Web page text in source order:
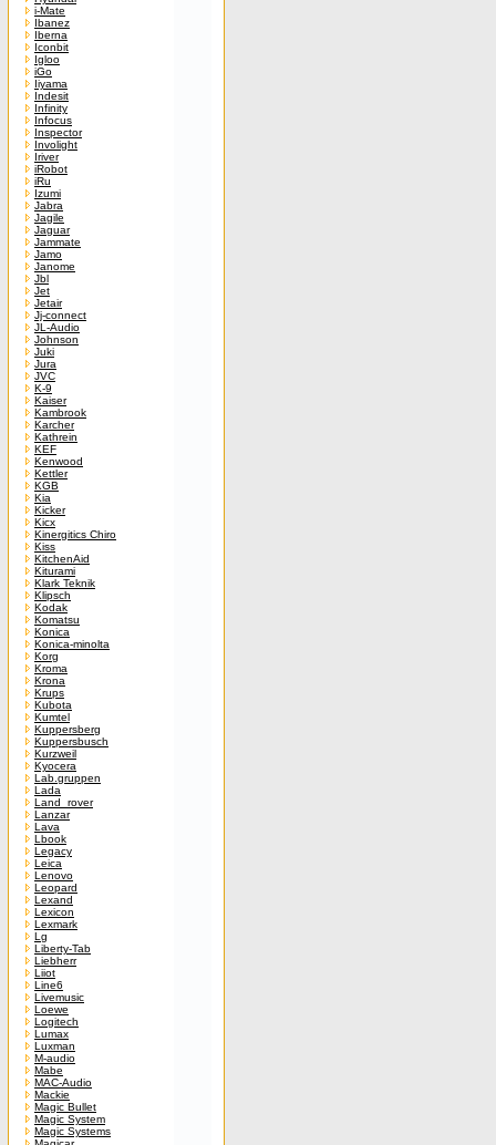
i-Mate
Ibanez
Iberna
Iconbit
Igloo
iGo
Iiyama
Indesit
Infinity
Infocus
Inspector
Involight
Iriver
iRobot
iRu
Izumi
Jabra
Jagile
Jaguar
Jammate
Jamo
Janome
Jbl
Jet
Jetair
Jj-connect
JL-Audio
Johnson
Juki
Jura
JVC
K-9
Kaiser
Kambrook
Karcher
Kathrein
KEF
Kenwood
Kettler
KGB
Kia
Kicker
Kicx
Kinergitics Chiro
Kiss
KitchenAid
Kiturami
Klark Teknik
Klipsch
Kodak
Komatsu
Konica
Konica-minolta
Korg
Kroma
Krona
Krups
Kubota
Kumtel
Kuppersberg
Kuppersbusch
Kurzweil
Kyocera
Lab.gruppen
Lada
Land_rover
Lanzar
Lava
Lbook
Legacy
Leica
Lenovo
Leopard
Lexand
Lexicon
Lexmark
Lg
Liberty-Tab
Liebherr
Liiot
Line6
Livemusic
Loewe
Logitech
Lumax
Luxman
M-audio
Mabe
MAC-Audio
Mackie
Magic Bullet
Magic System
Magic Systems